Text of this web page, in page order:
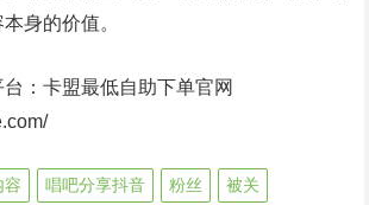
身的价值。
台：卡盟最低自助下单官网
容 唱吧分享抖音 粉丝 被关